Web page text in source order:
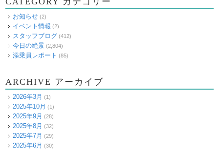
お知らせ (2)
イベント情報 (2)
スタッフブログ (412)
今日の絶景 (2,804)
添乗員レポート (85)
ARCHIVE アーカイブ
2026年3月 (1)
2025年10月 (1)
2025年9月 (28)
2025年8月 (32)
2025年7月 (29)
2025年6月 (30)